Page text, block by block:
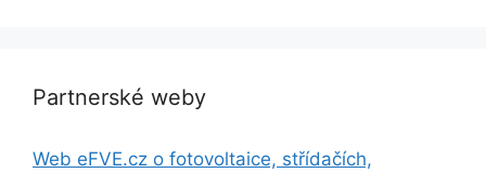
Partnerské weby
Web eFVE.cz o fotovoltaice, střídačích,